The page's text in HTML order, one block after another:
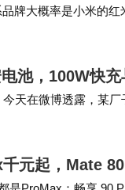
牌大概率是小米的
入预热阶段，OPPO
池，100W快
天在微博透露，某
该机预计将归属小米
元起，Mate